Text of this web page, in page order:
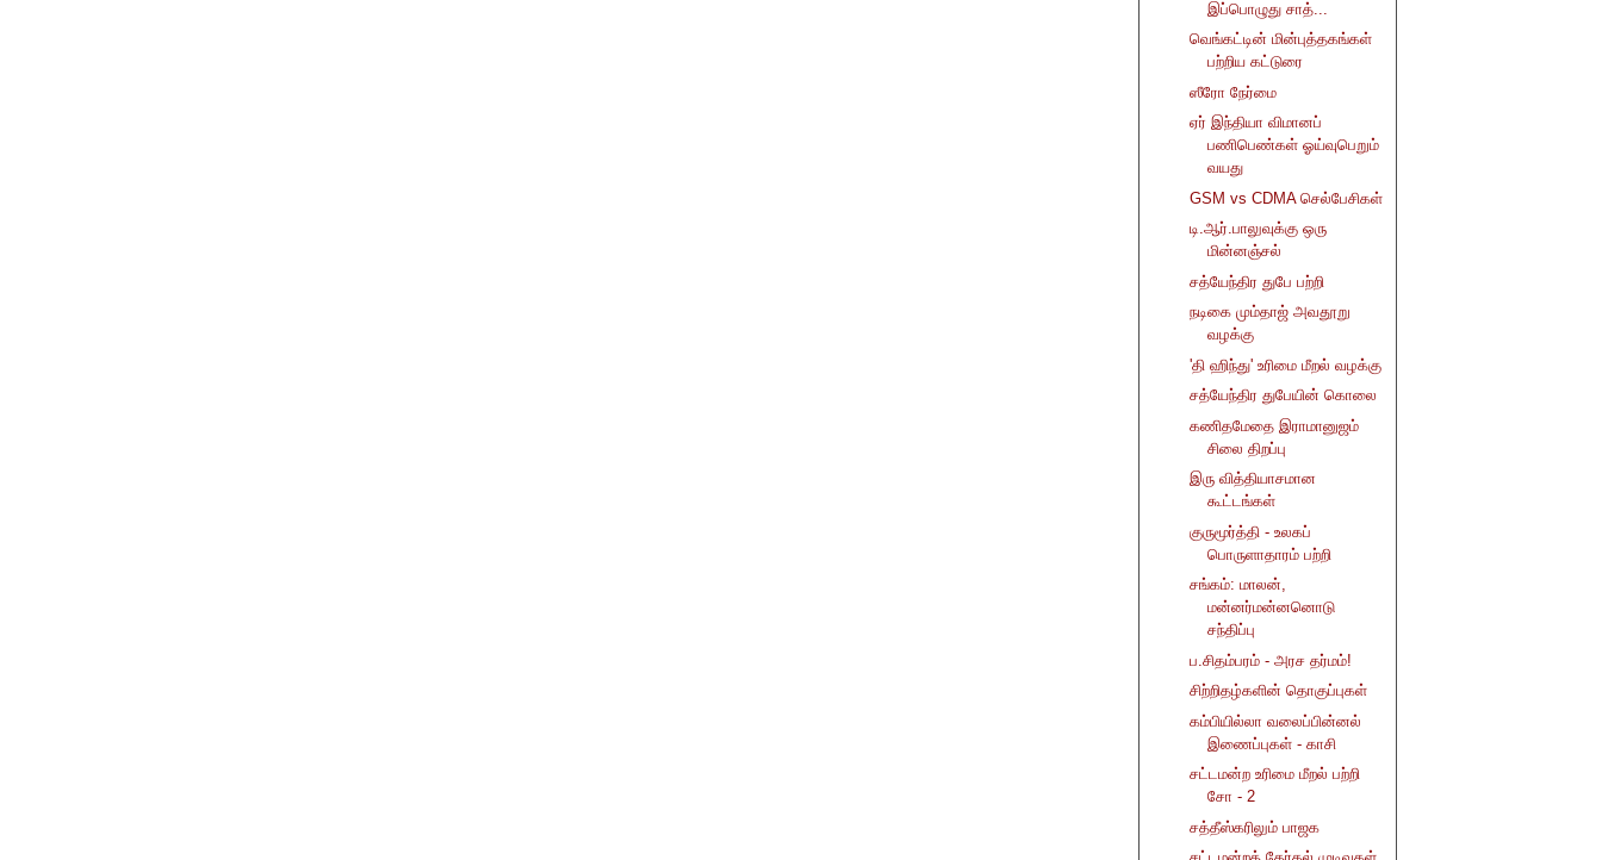
இப்பொழுது சாத்...
வெங்கட்டின் மின்புத்தகங்கள்
பற்றிய கட்டுரை
ஸீரோ நேர்மை
ஏர் இந்தியா விமானப்
பணிபெண்கள் ஓய்வுபெறும்
வயது
GSM vs CDMA செல்பேசிகள்
டி.ஆர்.பாலுவுக்கு ஒரு
மின்னஞ்சல்
சத்யேந்திர துபே பற்றி
நடிகை மும்தாஜ் அவதூறு
வழக்கு
'தி ஹிந்து' உரிமை மீறல் வழக்கு
சத்யேந்திர துபேயின் கொலை
கணிதமேதை இராமானுஜம்
சிலை திறப்பு
இரு வித்தியாசமான
கூட்டங்கள்
குருமூர்த்தி - உலகப்
பொருளாதாரம் பற்றி
சங்கம்: மாலன்,
மன்னர்மன்னனொடு
சந்திப்பு
ப.சிதம்பரம் - அரச தர்மம்!
சிற்றிதழ்களின் தொகுப்புகள்
கம்பியில்லா வலைப்பின்னல்
இணைப்புகள் - காசி
சட்டமன்ற உரிமை மீறல் பற்றி
சோ - 2
சத்தீஸ்கரிலும் பாஜக